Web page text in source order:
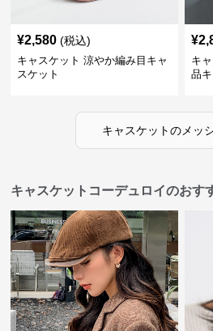
¥2,580 (税込)
キャスケット 涼やか編み目キャ
スケット
¥
キ
品
キャスケットのメッ
キャスケットコーデュロイのおす